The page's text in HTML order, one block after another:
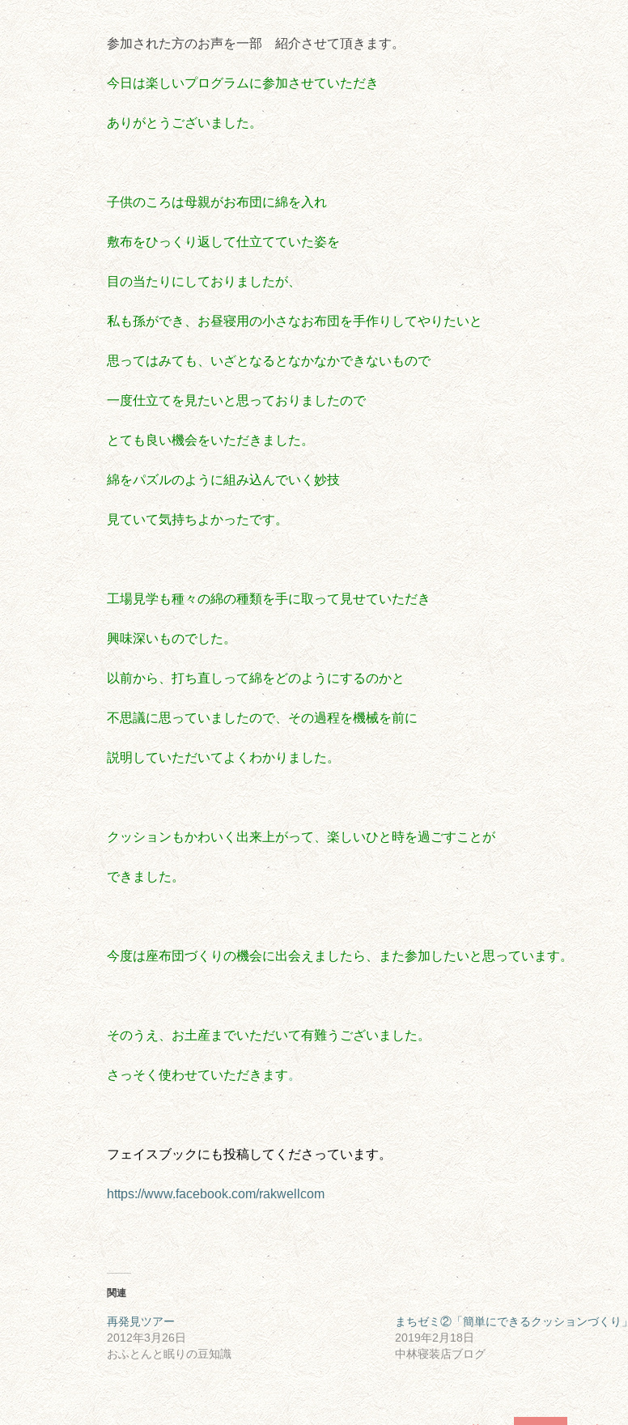
参加された方のお声を一部 紹介させて頂きます。
今日は楽しいプログラムに参加させていただき
ありがとうございました。
子供のころは母親がお布団に綿を入れ
敷布をひっくり返して仕立てていた姿を
目の当たりにしておりましたが、
私も孫ができ、お昼寝用の小さなお布団を手作りしてやりたいと
思ってはみても、いざとなるとなかなかできないもので
一度仕立てを見たいと思っておりましたので
とても良い機会をいただきました。
綿をパズルのように組み込んでいく妙技
見ていて気持ちよかったです。
工場見学も種々の綿の種類を手に取って見せていただき
興味深いものでした。
以前から、打ち直しって綿をどのようにするのかと
不思議に思っていましたので、その過程を機械を前に
説明していただいてよくわかりました。
クッションもかわいく出来上がって、楽しいひと時を過ごすことが
できました。
今度は座布団づくりの機会に出会えましたら、また参加したいと思っています。
そのうえ、お土産までいただいて有難うございました。
さっそく使わせていただきます。
フェイスブックにも投稿してくださっています。
https://www.facebook.com/rakwellcom
関連
再発見ツアー
2012年3月26日
おふとんと眠りの豆知識
まちゼミ②「簡単にできるクッションづくり」
2019年2月18日
中林寝装店ブログ